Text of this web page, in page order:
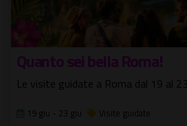
Quanto sei bella Roma!
Le visite guidate a Roma dal 19 al
19 giu - 23 giu Visite guidate